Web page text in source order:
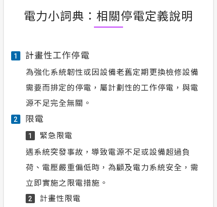
電力小詞典：相關停電定義說明
1 計畫性工作停電
為強化系統韌性或因設備老舊定期更換檢修設備
需要而排定的停電，屬計劃性的工作停電，與電
源不足完全無關。
2 限電
1
緊急限電
遇系統突發事故，導致電源不足或設備超過負
荷、電壓嚴重偏低時，為顧及電力系統安全，需
立即實施之限電措施。
2
計畫性限電